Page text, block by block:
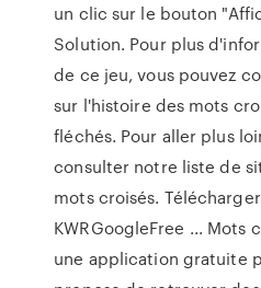
un clic sur le bouton
Solution. Pour plus
de ce jeu, vous pouvez
sur l'histoire des mots
fléchés. Pour aller plus
consulter notre liste de
mots croisés.
KWRGoogleFree ... Mots
une application gratuite